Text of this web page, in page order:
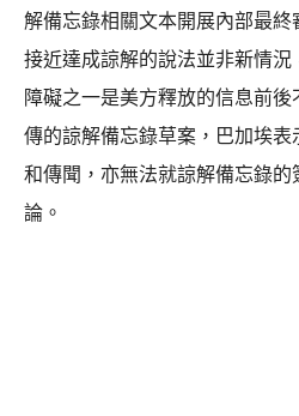
解備忘錄相關文本開展內部最
接近達成諒解的說法並非新情
障礙之一是美方釋放的信息前
傳的諒解備忘錄草案，巴加埃表
和傳聞，亦無法就諒解備忘錄
論。